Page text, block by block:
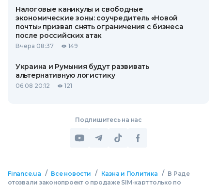
Налоговые каникулы и свободные
экономические зоны: соучредитель «Новой
почты» призвал снять ограничения с бизнеса
после российских атак
Вчера 08:37 149
Украина и Румыния будут развивать
альтернативную логистику
06.08 20:12 121
Подпишитесь на нас
Finance.ua / Все новости / Казна и Политика / В Раде
отозвали законопроект о продаже SIM-карт только по